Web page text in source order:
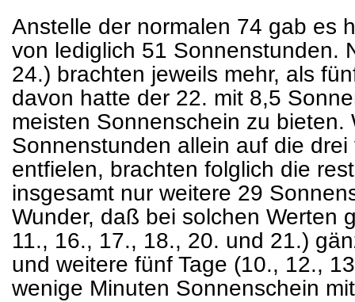
Anstelle der normalen 74 gab es
von lediglich 51 Sonnenstunden.
24.) brachten jeweils mehr, als
davon hatte der 22. mit 8,5
meisten Sonnenschein zu bieten.
Sonnenstunden allein auf die
entfielen, brachten folglich die
insgesamt nur weitere 29
Wunder, daß bei solchen Werten
11., 16., 17., 18., 20. und 21.)
und weitere fünf Tage (10., 12.,
wenige Minuten Sonnenschein